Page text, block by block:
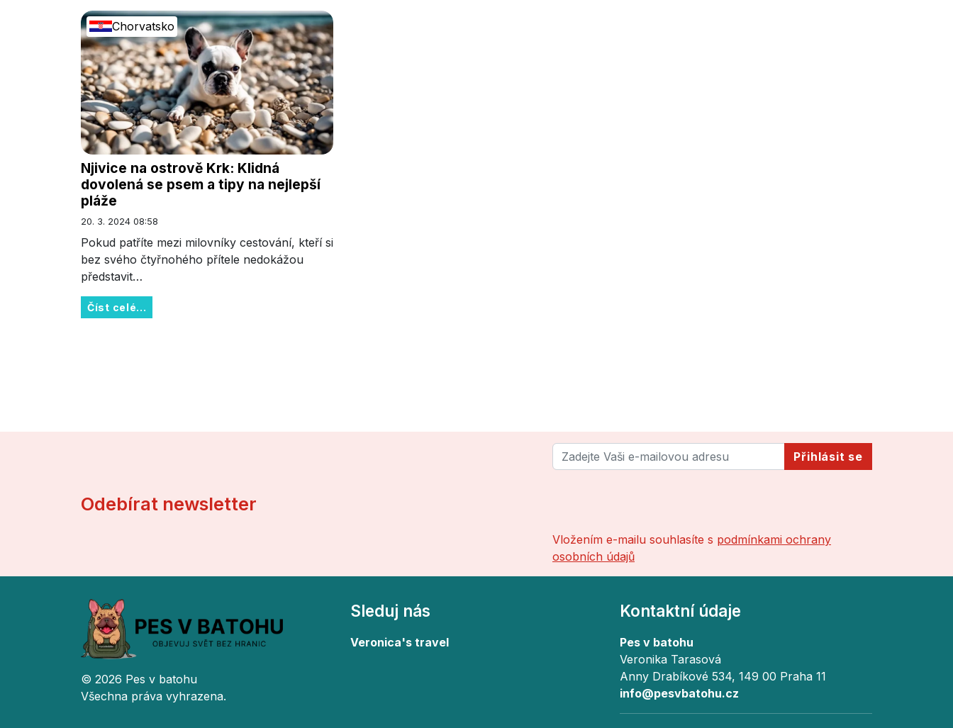
Chorvatsko
Njivice na ostrově Krk: Klidná
dovolená se psem a tipy na nejlepší
pláže
20. 3. 2024 08:58
Pokud patříte mezi milovníky cestování, kteří si
bez svého čtyřnohého přítele nedokážou
představit…
Číst celé...
Odebírat newsletter
Přihlásit se
Vložením e-mailu souhlasíte s podmínkami ochrany
osobních údajů
© 2026 Pes v batohu
Všechna práva vyhrazena.
Sleduj nás
Veronica's travel
Kontaktní údaje
Pes v batohu
Veronika Tarasová
Anny Drabíkové 534, 149 00 Praha 11
info@pesvbatohu.cz